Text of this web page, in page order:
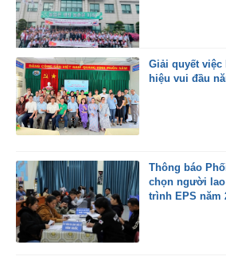
Giải quyết
hiệu vui đầu
Thông báo
chọn người
trình EPS năm